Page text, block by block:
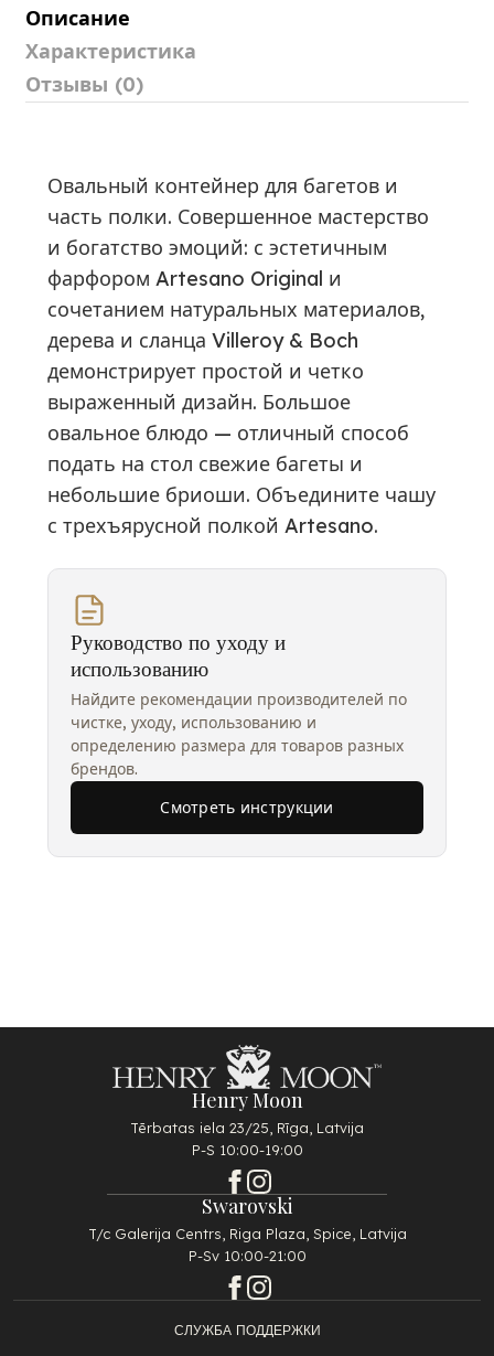
Описание
Характеристика
Отзывы (0)
Овальный контейнер для багетов и
часть полки. Совершенное мастерство
и богатство эмоций: с эстетичным
фарфором Artesano Original и
сочетанием натуральных материалов,
дерева и сланца Villeroy & Boch
демонстрирует простой и четко
выраженный дизайн. Большое
овальное блюдо — отличный способ
подать на стол свежие багеты и
небольшие бриоши. Объедините чашу
с трехъярусной полкой Artesano.
Руководство по уходу и
использованию
Найдите рекомендации производителей по
чистке, уходу, использованию и
определению размера для товаров разных
брендов.
Смотреть инструкции
Henry Moon
Tērbatas iela 23/25, Rīga, Latvija
P-S 10:00-19:00
Swarovski
T/c Galerija Centrs, Riga Plaza, Spice, Latvija
P-Sv 10:00-21:00
СЛУЖБА ПОДДЕРЖКИ